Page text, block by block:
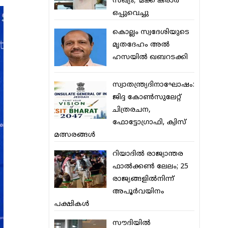
ഒപ്പുവെച്ചു
കൊല്ലം സ്വദേശിയുടെ
മൃതദേഹം അല്‍
ഹസയില്‍ ഖബറടക്കി
സ്വാതന്ത്ര്യദിനാഘോഷം:
ജിദ്ദ കോണ്‍സുലേറ്റ്
ചിത്രരചന,
ഫോട്ടോഗ്രാഫി, ക്വിസ്
മത്സരങ്ങള്‍
റിയാദില്‍ രാജ്യാന്തര
ഫാല്‍ക്കണ്‍ ലേലം; 25
രാജ്യങ്ങളില്‍നിന്ന്
അപൂര്‍വയിനം
പക്ഷികള്‍
സൗദിയില്‍